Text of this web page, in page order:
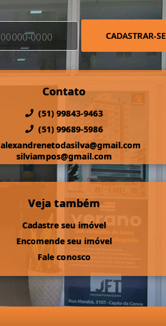
CADASTRAR-SE
Contato
(51) 99843-9463
(51) 99689-5986
alexandrenetodasilva@gmail.com
silviampos@gmail.com
Veja também
Cadastre seu imóvel
Encomende seu imóvel
Fale conosco